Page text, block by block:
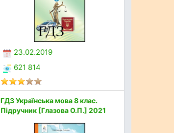
23.02.2019
621 814
ГДЗ Українська мова 8 клас.
Підручник [Глазова О.П.] 2021